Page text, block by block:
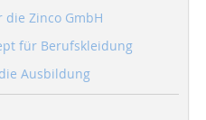
Zinco GmbH
für Berufskleidung
Ausbildung